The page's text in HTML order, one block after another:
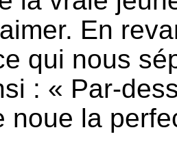
En
qui nous
: « Par-
noue la